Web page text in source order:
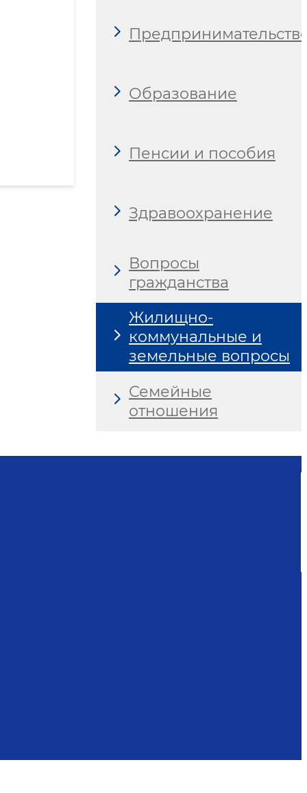
Образование
Пенсии и пособия
Здравоохранение
Вопросы
гражданства
Жилищно-
коммунальные и
земельные вопросы
Семейные
отношения